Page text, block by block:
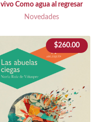
vivo Como agua al regresar
Novedades
$260.00